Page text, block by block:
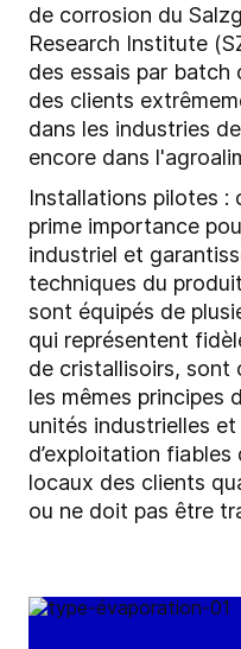
de corrosion du
Research Institute
des essais par batch
des clients
dans les industries
encore dans
Installations pilotes :
prime importance
industriel et
techniques du
sont équipés de
qui représentent
de cristallisoirs, sont
les mêmes principes
unités industrielles
d’exploitation
locaux des clients
ou ne doit pas être